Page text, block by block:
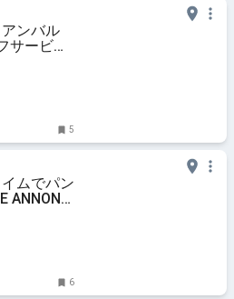
アンバル
サービス
5
ムでパン
ANNON
6